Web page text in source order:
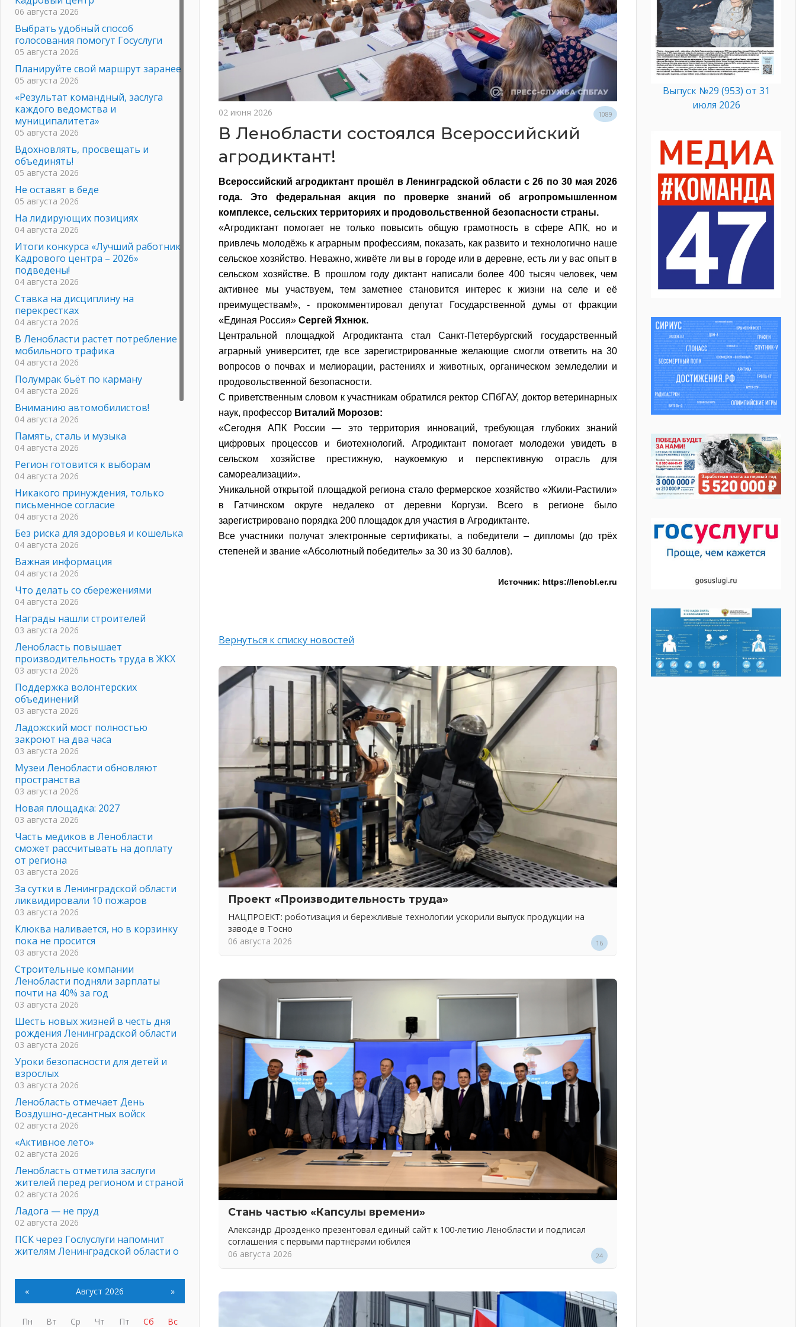
02 июня 2026 1089
В Ленобласти состоялся Всероссийский
агродиктант!
Всероссийский агродиктант прошёл в Ленинградской области с 26 по 30 мая 2026
года. Это федеральная акция по проверке знаний об агропромышленном
комплексе, сельских территориях и продовольственной безопасности страны.
«Агродиктант помогает не только повысить общую грамотность в сфере АПК, но и
привлечь молодёжь к аграрным профессиям, показать, как развито и технологично наше
сельское хозяйство. Неважно, живёте ли вы в городе или в деревне, есть ли у вас опыт в
сельском хозяйстве. В прошлом году диктант написали более 400 тысяч человек, чем
активнее мы участвуем, тем заметнее становится интерес к жизни на селе и её
преимуществам!», - прокомментировал депутат Государственной думы от фракции
«Единая Россия» Сергей Яхнюк.
Центральной площадкой Агродиктанта стал Санкт-Петербургский государственный
аграрный университет, где все зарегистрированные желающие смогли ответить на 30
вопросов о почвах и мелиорации, растениях и животных, органическом земледелии и
продовольственной безопасности.
С приветственным словом к участникам обратился ректор СПбГАУ, доктор ветеринарных
наук, профессор Виталий Морозов:
«Сегодня АПК России — это территория инноваций, требующая глубоких знаний
цифровых процессов и биотехнологий. Агродиктант помогает молодежи увидеть в
сельском хозяйстве престижную, наукоемкую и перспективную отрасль для
самореализации».
Уникальной открытой площадкой региона стало фермерское хозяйство «Жили-Растили»
в Гатчинском округе недалеко от деревни Коргузи. Всего в регионе было
зарегистрировано порядка 200 площадок для участия в Агродиктанте.
Все участники получат электронные сертификаты, а победители – дипломы (до трёх
степеней и звание «Абсолютный победитель» за 30 из 30 баллов).
Источник: https://lenobl.er.ru
Вернуться к списку новостей
Проект «Производительность труда»
НАЦПРОЕКТ: роботизация и бережливые технологии ускорили выпуск продукции на
заводе в Тосно
06 августа 2026
16
Стань частью «Капсулы времени»
Александр Дрозденко презентовал единый сайт к 100-летию Ленобласти и подписал
соглашения с первыми партнёрами юбилея
06 августа 2026
24
06 августа 2026
Выбрать удобный способ
голосования помогут Госуслуги
05 августа 2026
Планируйте свой маршрут заранее
05 августа 2026
«Результат командный, заслуга
каждого ведомства и
муниципалитета»
05 августа 2026
Вдохновлять, просвещать и
объединять!
05 августа 2026
Не оставят в беде
05 августа 2026
На лидирующих позициях
04 августа 2026
Итоги конкурса «Лучший работник
Кадрового центра – 2026»
подведены!
04 августа 2026
Ставка на дисциплину на
перекрестках
04 августа 2026
В Ленобласти растет потребление
мобильного трафика
04 августа 2026
Полумрак бьёт по карману
04 августа 2026
Вниманию автомобилистов!
04 августа 2026
Память, сталь и музыка
04 августа 2026
Регион готовится к выборам
04 августа 2026
Никакого принуждения, только
письменное согласие
04 августа 2026
Без риска для здоровья и кошелька
04 августа 2026
Важная информация
04 августа 2026
Что делать со сбережениями
04 августа 2026
Награды нашли строителей
03 августа 2026
Ленобласть повышает
производительность труда в ЖКХ
03 августа 2026
Поддержка волонтерских
объединений
03 августа 2026
Ладожский мост полностью
закроют на два часа
03 августа 2026
Музеи Ленобласти обновляют
пространства
03 августа 2026
Новая площадка: 2027
03 августа 2026
Часть медиков в Ленобласти
сможет рассчитывать на доплату
от региона
03 августа 2026
За сутки в Ленинградской области
ликвидировали 10 пожаров
03 августа 2026
Клюква наливается, но в корзинку
пока не просится
03 августа 2026
Строительные компании
Ленобласти подняли зарплаты
почти на 40% за год
03 августа 2026
Шесть новых жизней в честь дня
рождения Ленинградской области
03 августа 2026
Уроки безопасности для детей и
взрослых
03 августа 2026
Ленобласть отмечает День
Воздушно-десантных войск
02 августа 2026
«Активное лето»
02 августа 2026
Ленобласть отметила заслуги
жителей перед регионом и страной
02 августа 2026
Ладога — не пруд
02 августа 2026
ПСК через Гослуслуги напомнит
жителям Ленинградской области о
Пропавшего подростка нашли в
Кировском районе Ленобласти
« Август 2026 »
Пн Вт Ср Чт Пт Сб Вс
Выпуск №29 (953) от 31
июля 2026